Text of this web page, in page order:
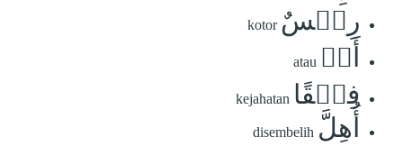
رِجۡسٌ kotor
أَوۡ atau
فِسۡقًا kejahatan
أُهِلَّ disembelih